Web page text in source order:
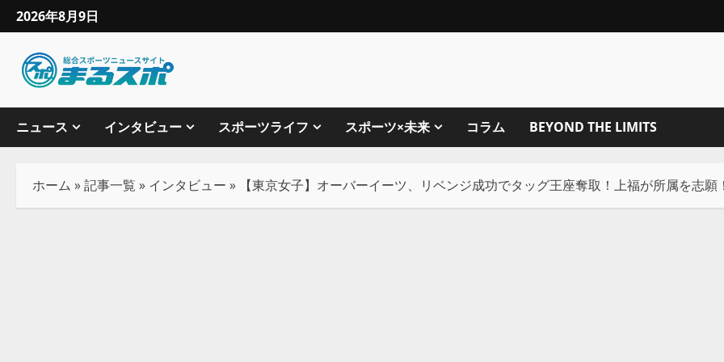
2026年8月9日
ニュース インタビュー スポーツライフ スポーツ×未来 コラム BEYOND THE LIMITS
ホーム »記事一覧 » インタビュー » 【東京女子】オーバーイーツ、リベンジ成功でタッグ王座奪取！上福が所属を志願